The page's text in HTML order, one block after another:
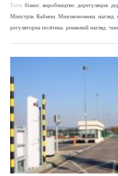
Теги: бізнес виробництво дерегуляция
Міністрів Кабмин Минэкономики нагляд
регуляторна політика ринковий нагляд